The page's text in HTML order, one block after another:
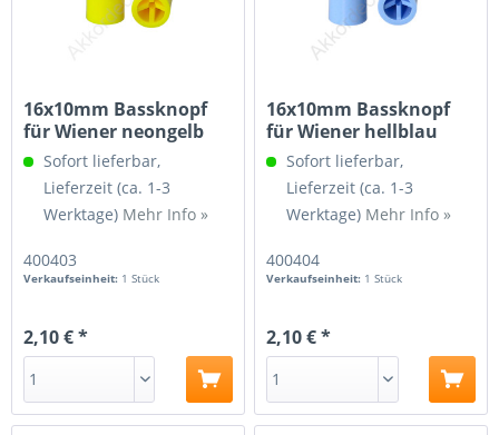
16x10mm Bassknopf
für Wiener neongelb
Sofort lieferbar,
Lieferzeit (ca. 1-3
Werktage) Mehr Info »
400403
Verkaufseinheit: 1 Stück
2,10 € *
16x10mm Bassknopf
für Wiener hellblau
Sofort lieferbar,
Lieferzeit (ca. 1-3
Werktage) Mehr Info »
400404
Verkaufseinheit: 1 Stück
2,10 € *